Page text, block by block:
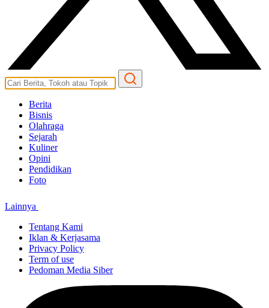
Berita
Bisnis
Olahraga
Sejarah
Kuliner
Opini
Pendidikan
Foto
Lainnya
Tentang Kami
Iklan & Kerjasama
Privacy Policy
Term of use
Pedoman Media Siber